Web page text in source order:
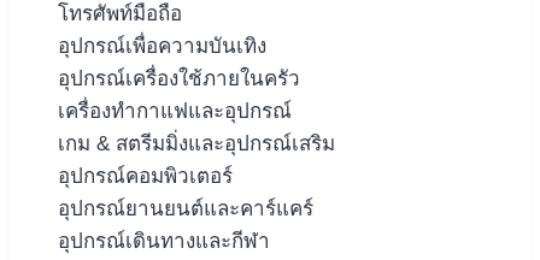
โทรศัพท์มือถือ
อุปกรณ์เพื่อความบันเทิง
อุปกรณ์เครื่องใช้ภายในครัว
เครื่องทำกาแฟและอุปกรณ์
เกม & สตรีมมิ่งและอุปกรณ์เสริม
อุปกรณ์คอมพิวเตอร์
อุปกรณ์ยานยนต์และคาร์แคร์
อุปกรณ์เดินทางและกีฬา